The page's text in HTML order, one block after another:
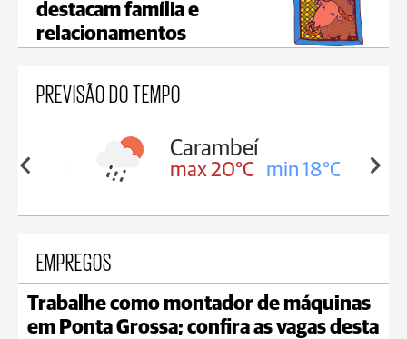
destacam família e
relacionamentos
PREVISÃO DO TEMPO
18°C
Carambeí
max 20°C min 18°C
EMPREGOS
Trabalhe como montador de máquinas
em Ponta Grossa; confira as vagas desta